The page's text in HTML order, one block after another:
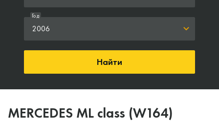
2006
Год
Найти
MERCEDES ML class (W164)